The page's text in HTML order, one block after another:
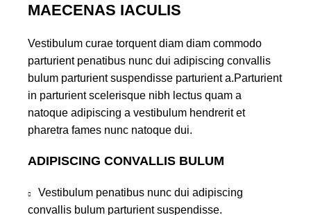
MAECENAS IACULIS
Vestibulum curae torquent diam diam commodo
parturient penatibus nunc dui adipiscing convallis
bulum parturient suspendisse parturient a.Parturient
in parturient scelerisque nibh lectus quam a
natoque adipiscing a vestibulum hendrerit et
pharetra fames nunc natoque dui.
ADIPISCING CONVALLIS BULUM
Vestibulum penatibus nunc dui adipiscing
convallis bulum parturient suspendisse.